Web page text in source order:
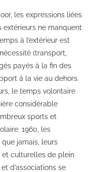
les expressions liées
extérieurs ne manquent
à l’extérieur est
(transport,
payés à la fin des
à la vie au dehors.
le temps volontaire
considérable
sports et
1960, les
que jamais, leurs
et culturelles de plein
d’associations se